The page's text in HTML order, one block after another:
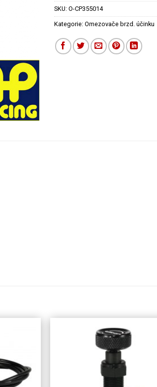
SKU: O-CP355014
Kategorie: Omezovače brzd. účinku